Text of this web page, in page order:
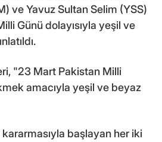
ve Yavuz Sultan Selim (YSS)
Günü dolayısıyla yeşil ve
"23 Mart Pakistan Milli
amacıyla yeşil ve beyaz
başlayan her iki